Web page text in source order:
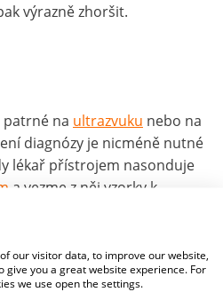
výrazně zhoršit.
patrné na ultrazvuku nebo na
diagnózy je nicméně nutné
lékař přístrojem nasonduje
a vezme z něj vzorky k
důležité vyšetření je
our visitor data, to improve our website,
give you a great website experience. For
we use open the settings.